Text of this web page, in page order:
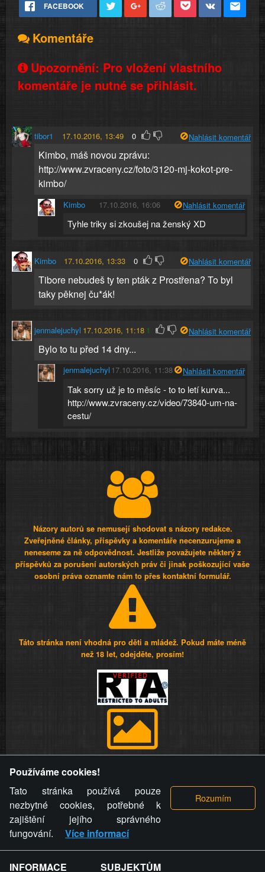
FACEBOOK
Komentáře
Upozornění: Pro vložení vlastního
komentáře je nutné se přihlásit.
tibor1 17.10.2016, 13:49 0 Nahlásit komentář
Kimbo, máš novou zprávu:
http://www.zvraceny.cz/foto/3120-mj-kokot-pre-
kimbo/
Kimbo 17.10.2016, 16:06 Nahlásit komentář
Tyhle triky si zkoušej na ženský XD
Kimbo 17.10.2016, 13:33 0 Nahlásit komentář
Tibore nebudeš ty ten pták z Prostřena? To byl
taky pěknej ču*ák!
jenmalejuchyl 17.10.2016, 11:18 1 Nahlásit komentář
Bylo to tu před 14 dny...
jenmalejuchyl 17.10.2016, 11:38 Nahlásit komentář
Tak sorry už je to měsíc - to to letí kurva...
http://www.zvraceny.cz/video/73840-um-na-
cestu/
Názory autorů se nemusejí shodovat s názory redakce.
Zveřejněné články, příspěvky a komentáře necenzurujeme a
neneseme za ně odpovědnost. Jestliže považujete některý z
příspěvků za porušení autorských práv či jinak poškozující vaše
osobní práva oznamte nám to přes kontaktní formulář.
Táto stránka není vhodná pro děti a mládež. Pokud máte méně
než 18 let, odejděte, prosím!
videa a komentáře. Osoba, které se toto opatření provozovatele
stránky týče, ani osoba, která umístila fotografii nebo video na
stránku, nemůže z důvodu odstranění fotografie, videa nebo
komentáře pro výše uvedenou okolnost uplatnit vůči
provozovateli stránky žádný nárok na náhradu škody nebo
nemajetkové újmy.
Používáme cookies!
Tato stránka používá pouze
nezbytné cookies, potřebné k
zajištění jejího správného
fungování.
Více informací
INFORMACE SUBJEKTŮM